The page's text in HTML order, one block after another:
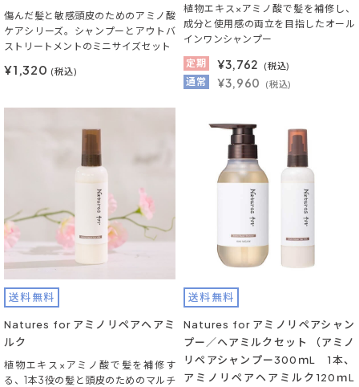
傷んだ髪と敏感頭皮のためのアミノ酸
ケアシリーズ。シャンプーとアウトバ
ストリートメントのミニサイズセット
¥1,320 (税込)
植物エキス×アミノ酸で髪を補修し、
成分と使用感の両立を目指したオール
インワンシャンプー
定期
¥3,762 (税込)
通常 ¥3,960 (税込)
送料無料
Natures for アミノリペアヘアミ
ルク
植物エキス×アミノ酸で髪を補修す
る、1本3役の髪と頭皮のためのマルチ
送料無料
Natures for アミノリペアシャン
プー／ヘアミルクセット （アミノ
リペアシャンプー300ｍL 1本、
アミノリペアヘアミルク120ｍL